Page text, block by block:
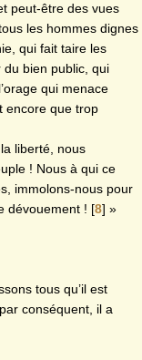
peut-être des vues
les hommes dignes
qui fait taire les
du bien public, qui
qui menace
encore que trop
liberté, nous
! Nous à qui ce
immolons-nous pour
dévouement ! [8] »
tous qu’il est
conséquent, il a